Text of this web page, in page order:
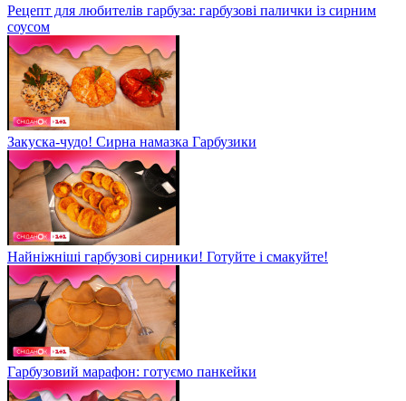
Рецепт для любителів гарбуза: гарбузові палички із сирним
соусом
Закуска-чудо! Сирна намазка Гарбузики
Найніжніші гарбузові сирники! Готуйте і смакуйте!
Гарбузовий марафон: готуємо панкейки